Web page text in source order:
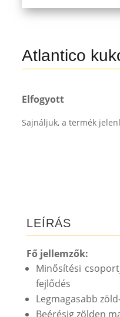
Atlantico
Elfogyott
Sajnáljuk, a termék
LEÍRÁS
Fő jellemzők:
Minősítési
fejlődés
Legmagasabb
Beérésig zölden